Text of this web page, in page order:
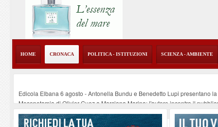
HOME CRONACA POLITICA - ISTITUZIONI SCIENZA - AMBIENTE
Edicola Elbana 6 agosto - Antonella Bundu e Benedetto Lupi presentano
Mesopotamia di Olivier Guez a Marciana Marina: l'autore incontra il
Lo Strega di Scurati e Petrocchi all’Elba-06-08-2026
Bambino, sonno e sistema familiare : dialogo tra clinica e quotidianità a